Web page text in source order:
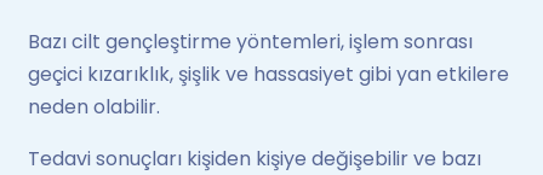
Bazı cilt gençleştirme yöntemleri, işlem sonrası
geçici kızarıklık, şişlik ve hassasiyet gibi yan etkilere
neden olabilir.
Tedavi sonuçları kişiden kişiye değişebilir ve bazı